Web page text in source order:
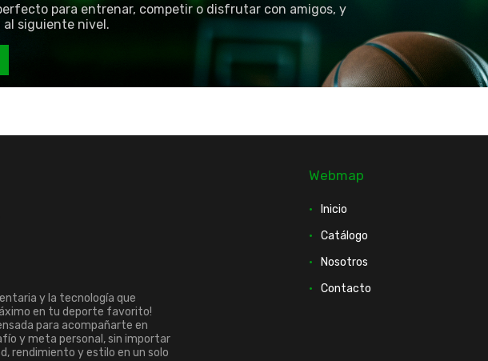
para entrenar, competir o disfrutar con amigos, y
al siguiente nivel.
y la tecnología que
en tu deporte favorito!
para acompañarte en
y meta personal, sin importar
rendimiento y estilo en un solo
Webmap
Inicio
Catálogo
Nosotros
Contacto